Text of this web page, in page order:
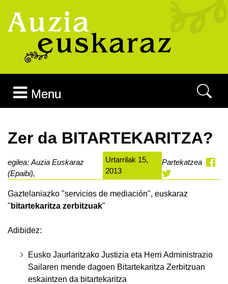
Menu
Zer da BITARTEKARITZA?
egilea: Auzia Euskaraz
(Epaibi),
Urtarrilak 15,
2013
Partekatzea
Gaztelaniazko "servicios de mediación", euskaraz
" bitartekaritza zerbitzuak"
Adibidez:
Eusko Jaurlaritzako Justizia eta Herri Administrazio
Sailaren mende dagoen Bitartekaritza Zerbitzuan
eskaintzen da bitartekaritza